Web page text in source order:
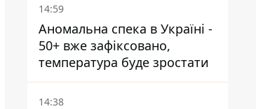
14:59
Аномальна спека в Україні -
50+ вже зафіксовано,
температура буде зростати
14:38